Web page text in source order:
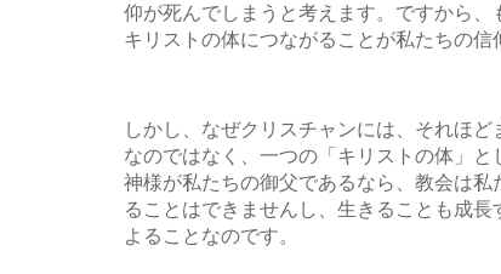
仰が死んでしまうと考えます。ですから
キリストの体につながることが私たちの信
しかし、なぜクリスチャンには、それほ
なのではなく、一つの「キリストの体」
神様が私たちの御父であるなら、教会は
ることはできませんし、生きることも成
よることなのです。